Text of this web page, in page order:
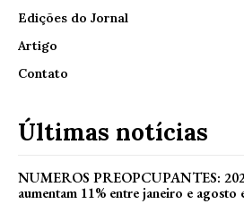
Edições do Jornal
Artigo
Contato
Últimas notícias
NUMEROS PREOPCUPANTES:
aumentam 11% entre janeiro e agosto